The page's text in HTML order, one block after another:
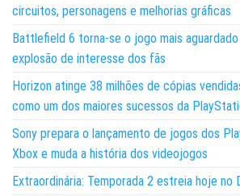
circuitos, personagens e melhorias gráficas
Battlefield 6 torna-se o jogo mais
explosão de interesse dos fãs
Horizon atinge 38 milhões de cópias
como um dos maiores sucessos da
Sony prepara o lançamento de jogos dos
Xbox e muda a história dos videojogos
Extraordinária: Temporada 2 estreia hoje no